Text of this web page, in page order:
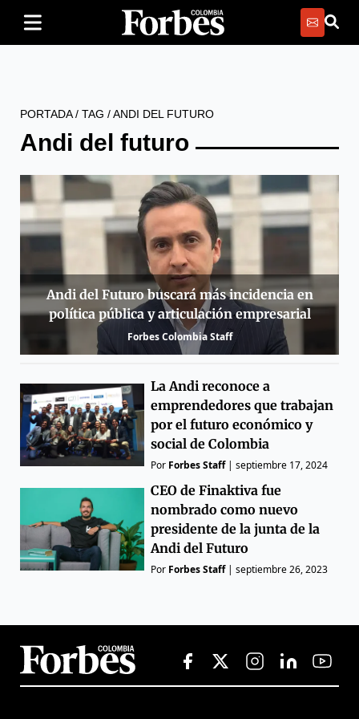
PORTADA/ TAG /ANDI DEL FUTURO
Andi del futuro
Andi del Futuro buscará más incidencia en
política pública y articulación empresarial
Forbes Colombia Staff
La Andi reconoce a
emprendedores que trabajan
por el futuro económico y
social de Colombia
Por Forbes Staff|septiembre 17, 2024
CEO de Finaktiva fue
nombrado como nuevo
presidente de la junta de la
Andi del Futuro
Por Forbes Staff|septiembre 26, 2023